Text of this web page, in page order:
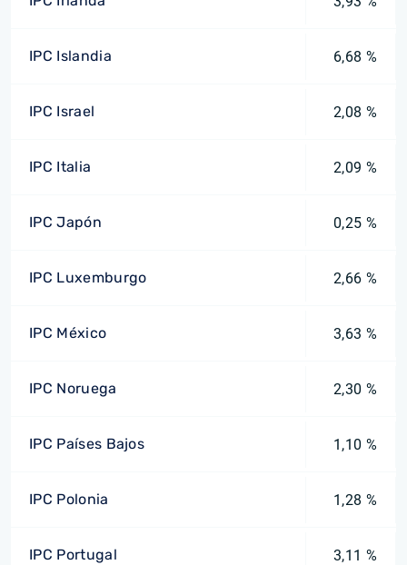
IPC Islandia 6,68 %
IPC Israel 2,08 %
IPC Italia 2,09 %
IPC Japón 0,25 %
IPC Luxemburgo 2,66 %
IPC México 3,63 %
IPC Noruega 2,30 %
IPC Países Bajos 1,10 %
IPC Polonia 1,28 %
IPC Portugal 3,11 %